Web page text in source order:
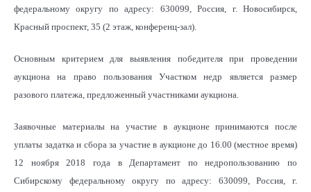
федеральному округу по адресу: 630099, Россия, г. Новосибирск,
Красный проспект, 35 (2 этаж, конференц-зал).
Основным критерием для выявления победителя при проведении
аукциона на право пользования Участком недр является размер
разового платежа, предложенный участниками аукциона.
Заявочные материалы на участие в аукционе принимаются после
уплаты задатка и сбора за участие в аукционе до 16.00 (местное время)
12 ноября 2018 года в Департамент по недропользованию по
Сибирскому федеральному округу по адресу: 630099, Россия, г.